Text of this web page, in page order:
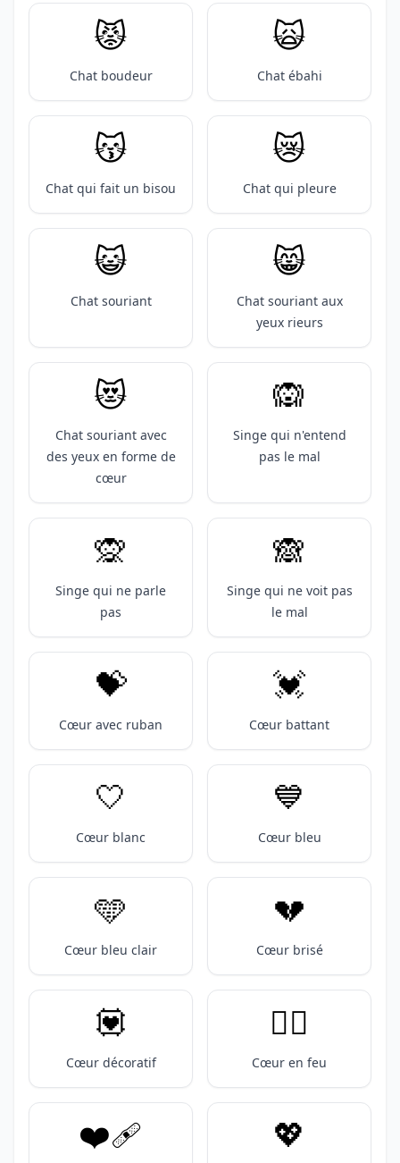
😾
Chat boudeur
🙀
Chat ébahi
😽
Chat qui fait un bisou
😿
Chat qui pleure
😺
Chat souriant
😸
Chat souriant aux
yeux rieurs
😻
Chat souriant avec
des yeux en forme de
cœur
🙉
Singe qui n'entend
pas le mal
🙊
Singe qui ne parle
pas
🙈
Singe qui ne voit pas
le mal
💝
Cœur avec ruban
💓
Cœur battant
🤍
Cœur blanc
💙
Cœur bleu
🩵
Cœur bleu clair
💔
Cœur brisé
💟
Cœur décoratif
❤️‍🔥
Cœur en feu
❤️‍🩹 💖